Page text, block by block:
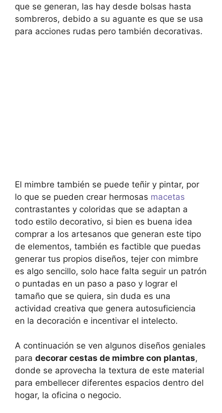
que se generan, las hay desde bolsas hasta
sombreros, debido a su aguante es que se usa
para acciones rudas pero también decorativas.
El mimbre también se puede teñir y pintar, por
lo que se pueden crear hermosas macetas
contrastantes y coloridas que se adaptan a
todo estilo decorativo, si bien es buena idea
comprar a los artesanos que generan este tipo
de elementos, también es factible que puedas
generar tus propios diseños, tejer con mimbre
es algo sencillo, solo hace falta seguir un patrón
o puntadas en un paso a paso y lograr el
tamaño que se quiera, sin duda es una
actividad creativa que genera autosuficiencia
en la decoración e incentivar el intelecto.
A continuación se ven algunos diseños geniales
para decorar cestas de mimbre con plantas,
donde se aprovecha la textura de este material
para embellecer diferentes espacios dentro del
hogar, la oficina o negocio.